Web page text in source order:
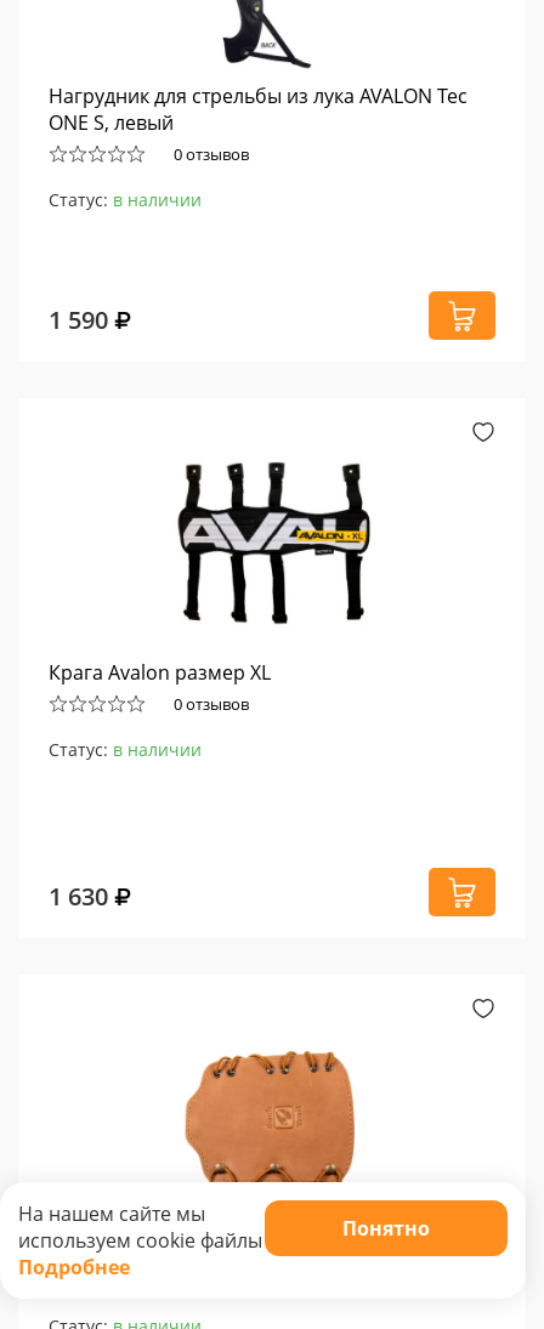
Нагрудник для стрельбы из лука AVALON Tec
ONE S, левый
0 отзывов
Статус: в наличии
1 590
Крага Avalon размер XL
0 отзывов
Статус: в наличии
1 630
Крага Buck Trail. AMARA, 16 см, коричневый
На нашем сайте мы
используем cookie файлы
Подробнее
Понятно